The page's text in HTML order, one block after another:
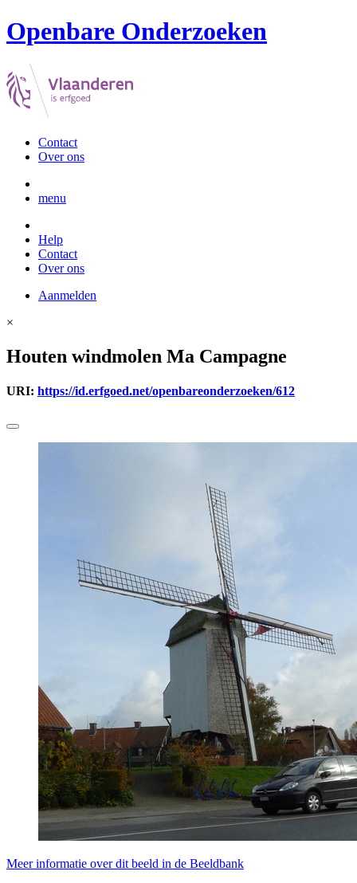
Openbare Onderzoeken
Contact
Over ons
menu
Help
Contact
Over ons
Aanmelden
×
Houten windmolen Ma Campagne
URI: https://id.erfgoed.net/openbareonderzoeken/612
Meer informatie over dit beeld in de Beeldbank